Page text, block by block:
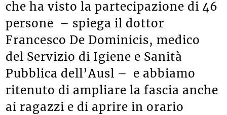
che ha visto la partecipazione di 46
persone – spiega il dottor
Francesco De Dominicis, medico
del Servizio di Igiene e Sanità
Pubblica dell’Ausl – e abbiamo
ritenuto di ampliare la fascia anche
ai ragazzi e di aprire in orario